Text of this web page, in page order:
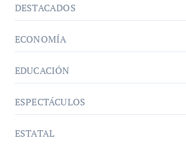
DESTACADOS
ECONOMÍA
EDUCACIÓN
ESPECTÁCULOS
ESTATAL